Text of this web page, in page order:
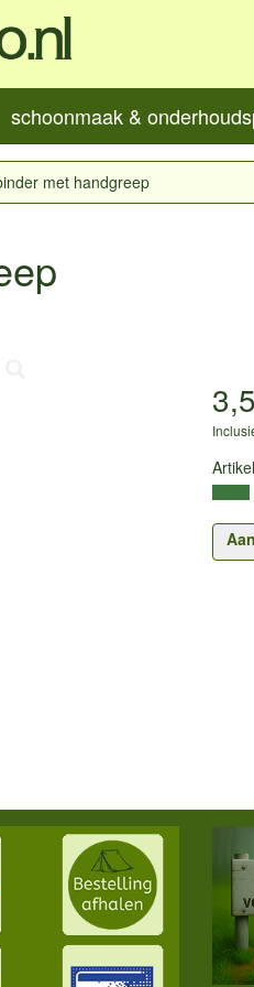
schoonmaak &
met handgreep